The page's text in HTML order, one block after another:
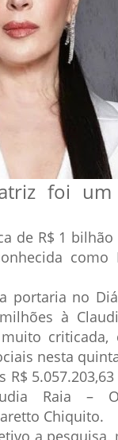
foi um
de R$ 1
como
portaria no
à
criticada,
nesta
Raia –
Chiquito.
a